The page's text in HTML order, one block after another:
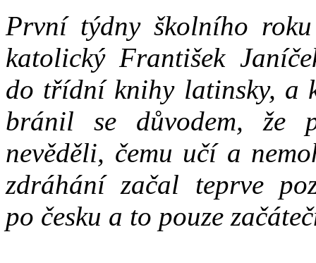
První týdny školního
katolický František
do třídní knihy latinsky, a
bránil se důvodem, že
nevěděli, čemu učí a
zdráhání začal teprve
po česku a to pouze